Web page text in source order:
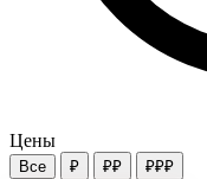
Цены
Все ₽ ₽₽
₽₽₽